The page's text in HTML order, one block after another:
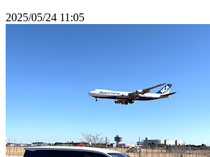
2025/05/24 11:05